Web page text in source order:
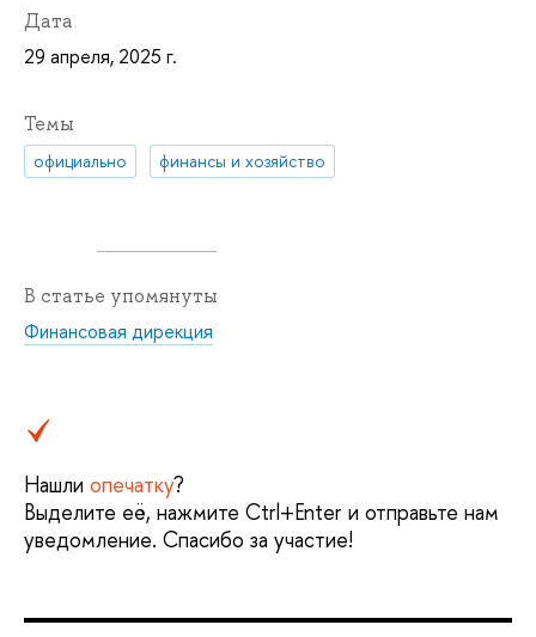
Дата
29 апреля, 2025 г.
Темы
официально финансы и хозяйство
В статье упомянуты
Финансовая дирекция
Нашли опечатку?
Выделите её, нажмите Ctrl+Enter и отправьте нам
уведомление. Спасибо за участие!